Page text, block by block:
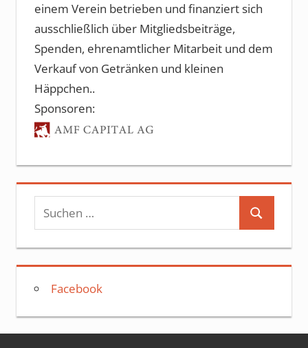
einem Verein betrieben und finanziert sich
ausschließlich über Mitgliedsbeiträge,
Spenden, ehrenamtlicher Mitarbeit und dem
Verkauf von Getränken und kleinen
Häppchen..
Sponsoren:
Suchen
nach:
Suchen
Facebook